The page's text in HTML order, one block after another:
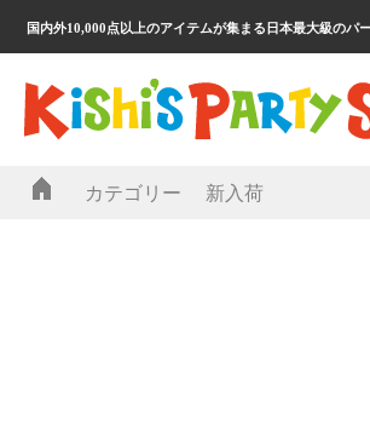
国内外10,000点以上のアイテムが集まる日本最大級のパ
カテゴリー 新入荷